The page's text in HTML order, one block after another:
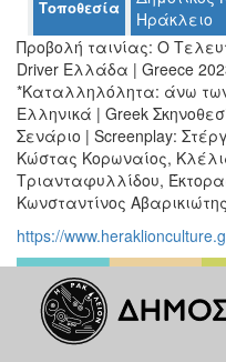
ΤΟΠΟΣ
ΜΑΣ
ΔΗΜΟΣ
ΠΟΛΙΤΙΣΜΟΣ
ΠΟΛΗ
Τοποθεσία
Ηράκλειο
Προβολή ταινίας: Ο
Driver Ελλάδα | Greece
*Καταλληλόλητα: άνω
Ελληνικά | Greek
Σενάριο | Screenplay:
Κώστας Κορωναίος,
Tριανταφυλλίδου,
Κωνσταντίνος
https://